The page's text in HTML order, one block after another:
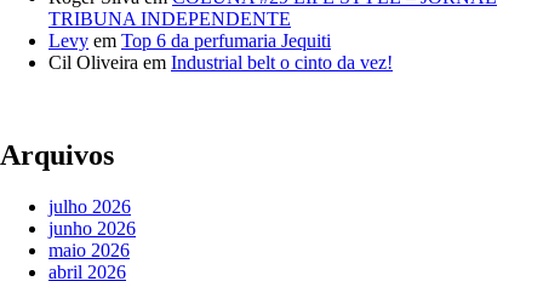
TRIBUNA INDEPENDENTE
Levy em Top 6 da perfumaria Jequiti
Cil Oliveira em Industrial belt o cinto da vez!
Arquivos
julho 2026
junho 2026
maio 2026
abril 2026